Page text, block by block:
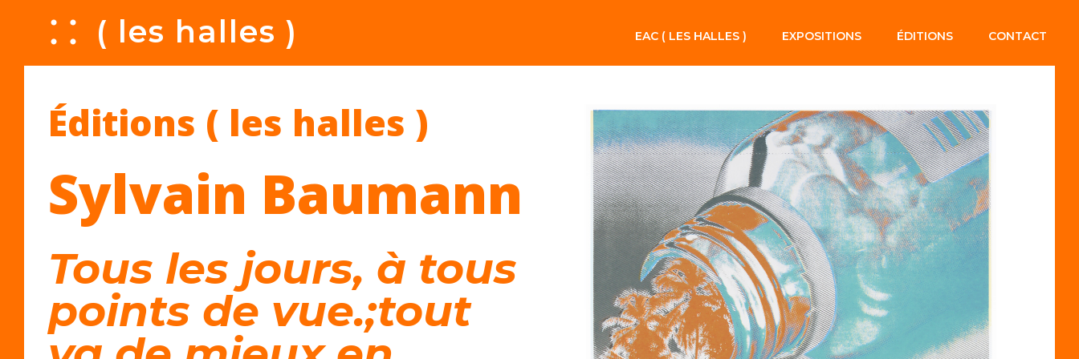
A ( les halles ) EAC ( LES HALLES ) EXPOSITIONS ÉDITIONS CONTACT
Éditions ( les halles )
Sylvain Baumann
Tous les jours, à tous
points de vue.;tout